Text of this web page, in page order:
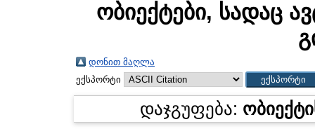
ობიექტები, სადაც
დონით მაღლა
ექსპორტი
დაჯგუფება: